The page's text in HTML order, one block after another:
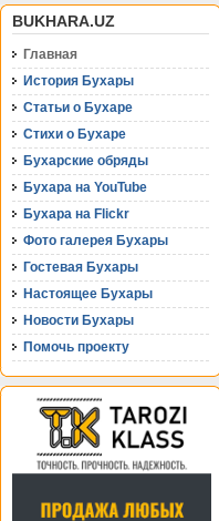
BUKHARA.UZ
Главная
История Бухары
Статьи о Бухаре
Стихи о Бухаре
Бухарские обряды
Бухара на YouTube
Бухара на Flickr
Фото галерея Бухары
Гостевая Бухары
Настоящее Бухары
Новости Бухары
Помочь проекту